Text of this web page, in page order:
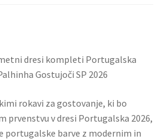
dresi kompleti Portugalska
Gostujoči SP 2026
rokavi za gostovanje, ki bo
prvenstvu v dresi Portugalska 2026,
portugalske barve z modernim in